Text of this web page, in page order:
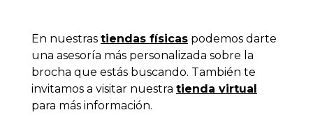
En nuestras tiendas físicas podemos darte
una asesoría más personalizada sobre la
brocha que estás buscando. También te
invitamos a visitar nuestra tienda virtual
para más información.